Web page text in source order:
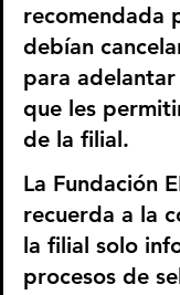
recomendada
debían
para
que les
de la filial.
La Fundación
recuerda a la
la filial solo
procesos de